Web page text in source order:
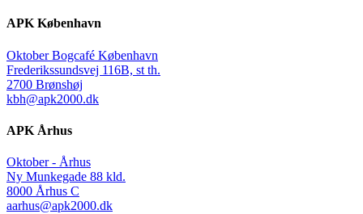
APK København
Oktober Bogcafé København
Frederikssundsvej 116B, st th.
2700 Brønshøj
kbh@apk2000.dk
APK Århus
Oktober - Århus
Ny Munkegade 88 kld.
8000 Århus C
aarhus@apk2000.dk